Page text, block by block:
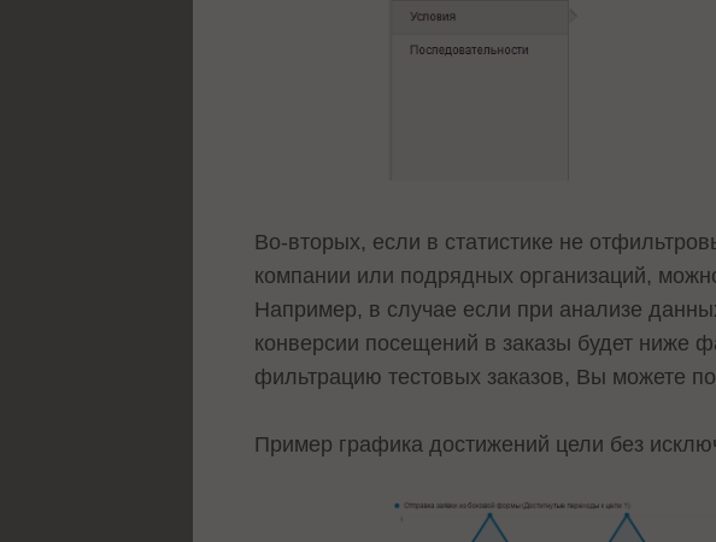
Во-вторых, если в статистике не
компании или подрядных организаций,
Например, в случае если при анализе
конверсии посещений в заказы будет ниже
фильтрацию тестовых заказов, Вы можете
Пример графика достижений цели без